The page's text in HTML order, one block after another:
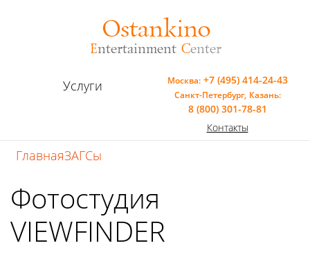
Ostankino
Entertainment Center
Услуги Москва: +7 (495) 414-24-43
Санкт-Петербург, Казань:
8 (800) 301-78-81
Контакты
ГлавнаяЗАГСы
Фотостудия
VIEWFINDER